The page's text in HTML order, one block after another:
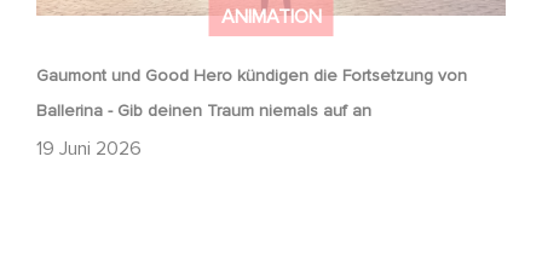
ANIMATION
Gaumont und Good Hero kündigen die Fortsetzung von
Ballerina - Gib deinen Traum niemals auf an
19 Juni 2026